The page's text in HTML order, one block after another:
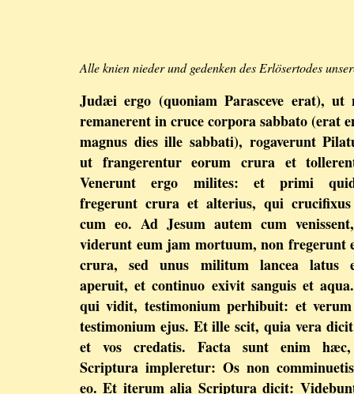
Alle knien nieder und gedenken des Erlösertodes
Judæi ergo (quoniam Parasceve erat), ut
remanerent in cruce corpora sabbato (erat
magnus dies ille sabbati), rogaverunt
ut frangerentur eorum crura et
Venerunt ergo milites: et primi
fregerunt crura et alterius, qui crucifixus
cum eo. Ad Jesum autem cum
viderunt eum jam mortuum, non fregerunt
crura, sed unus militum lancea latus
aperuit, et continuo exivit sanguis et
qui vidit, testimonium perhibuit: et
testimonium ejus. Et ille scit, quia vera
et vos credatis. Facta sunt enim
Scriptura impleretur: Os non
eo. Et iterum alia Scriptura dicit: